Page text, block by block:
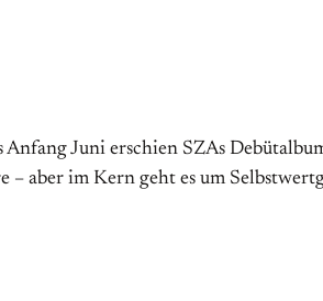
Juni erschien SZAs
aber im Kern geht es um